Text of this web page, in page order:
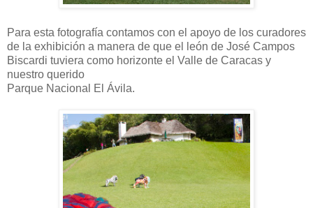
Para esta fotografía contamos con el apoyo de los curadores
de la exhibición a manera de que el león de José Campos
Biscardi tuviera como horizonte el Valle de Caracas y
nuestro querido
Parque Nacional El Ávila.